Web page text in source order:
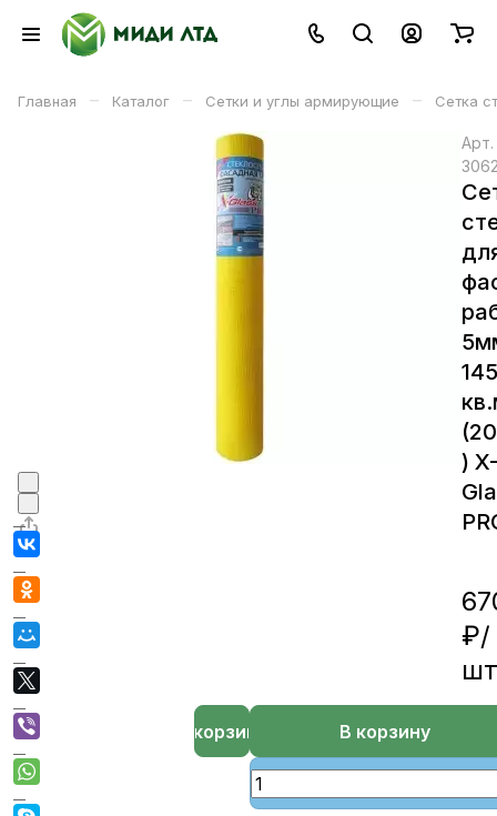
Главная – Каталог – Сетки и углы армирующие – Сетка
Арт.
) X-
₽/
шт
В корзину
В корзине